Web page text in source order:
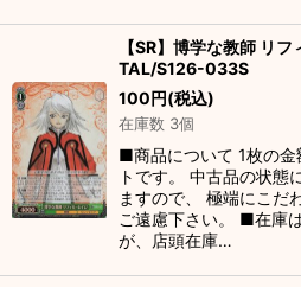
【SR】博学な教師 リ
TAL/S126-033S
100円(税込)
在庫数 3個
■商品について 1枚の金
トです。 中古品の状態
ますので、 極端にこだ
ご遠慮下さい。 ■在庫
が、店頭在庫…